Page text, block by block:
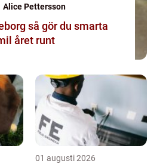
Alice Pettersson
smarta
året runt
01 augusti 2026